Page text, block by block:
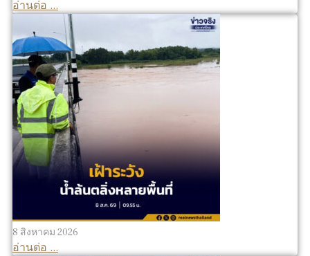
อ่านต่อ ...
8 สิงหาคม 2026
อ่านต่อ ...